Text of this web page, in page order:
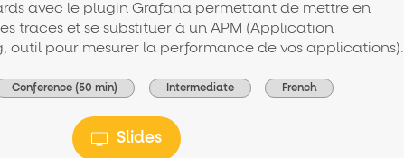
avec le plugin Grafana permettant de mettre en
traces et se substituer à un APM (Application
outil pour mesurer la performance de vos applications).
Conference (50 min) Intermediate French
Slides